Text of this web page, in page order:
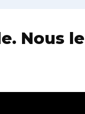
Nous le